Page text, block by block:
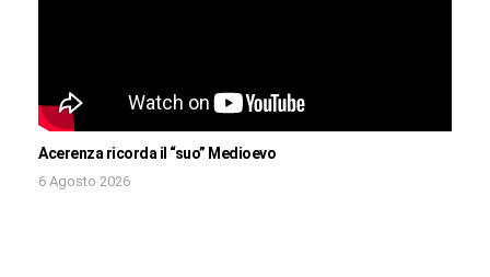
Acerenza ricorda il “suo” Medioevo
6 Agosto 2026